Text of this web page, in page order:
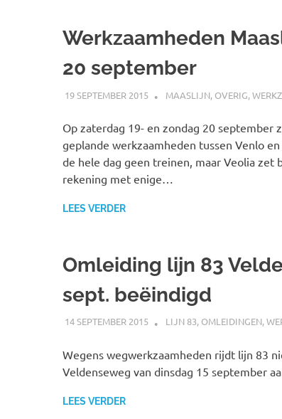
Werkzaamheden
20 september
19 SEPTEMBER 2015 SPOORZOEKER
MAASLIJN, OVERIG,
Op zaterdag 19- en zondag 20 september
geplande werkzaamheden tussen Venlo
de hele dag geen treinen, maar Veolia zet
rekening met enige…
LEES VERDER
Omleiding lijn 83
sept. beëindigd
14 SEPTEMBER 2015 JOHAN
LIJN 83, OMLEIDINGEN,
Wegens wegwerkzaamheden rijdt lijn 83
Veldenseweg van dinsdag 15 september
LEES VERDER